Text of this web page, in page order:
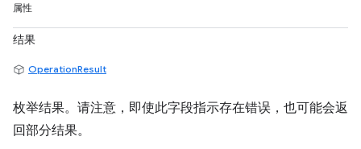
属性
结果
OperationResult
枚举结果。请注意，即使此字段指示存在错误，也可能会返
回部分结果。